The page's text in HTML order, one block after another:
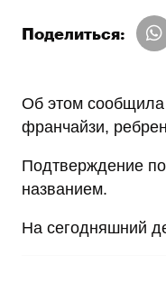
Поделиться:
Об этом
франчайзи,
Подтверждение
названием.
На сегодняшний